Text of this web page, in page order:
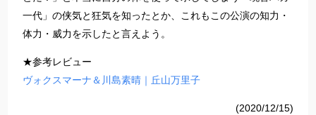
一代」の侠気と狂気を知ったとか、これもこの公演の知力・
体力・威力を示したと言えよう。
★参考レビュー
ヴォクスマーナ＆川島素晴｜丘山万里子
(2020/12/15)